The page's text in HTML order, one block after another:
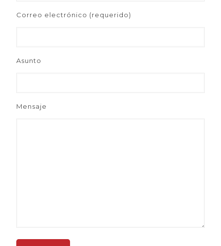
Correo electrónico (requerido)
Asunto
Mensaje